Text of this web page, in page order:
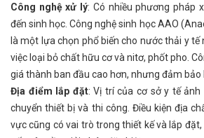
Công nghệ xử lý: Có nhiều phương pháp
đến sinh học. Công nghệ sinh học AAO
là một lựa chọn phổ biến cho nước thải y tế
việc loại bỏ chất hữu cơ và nitơ, phốt pho.
giá thành ban đầu cao hơn, nhưng đảm bảo
Địa điểm lắp đặt: Vị trí của cơ sở y tế
chuyển thiết bị và thi công. Điều kiện địa
vực cũng có vai trò trong thiết kế và lắp